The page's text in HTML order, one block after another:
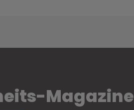
Magazine